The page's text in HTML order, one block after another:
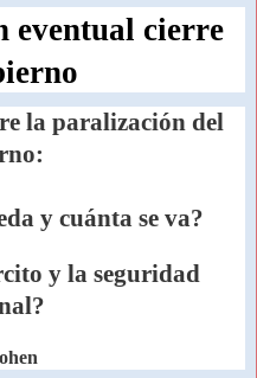
eventual cierre
la paralización del
y cuánta se va?
y la seguridad